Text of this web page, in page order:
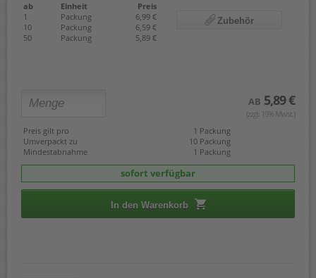
ab Einheit
Preis
1
Packung
6,99 €
10
Packung
6,59 €
50
Packung 5,89 €
Zubehör
AB 5,89 €
(zzgl. 19% Mwst.)
Preis gilt pro
1 Packung
Umverpackt zu
10 Packung
Mindestabnahme
1 Packung
sofort verfügbar
In den Warenkorb